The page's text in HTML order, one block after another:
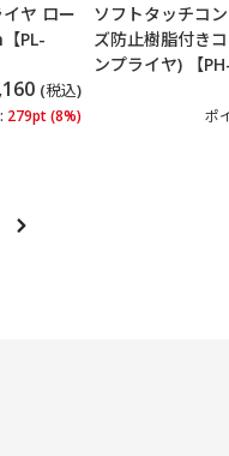
ヤ ロー
PL-
(税込)
279pt (8%)
ソフトタッチコ
ズ防止樹脂付き
ンプライヤ) 【
ポ
次